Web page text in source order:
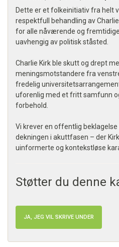
Dette er et folkeinitiativ fra helt
respektfull behandling av
for alle nåværende og
uavhengig av politisk ståsted.
Charlie Kirk ble skutt og drept
meningsmotstandere fra
fredelig
uforenlig med et fritt samfunn
forbehold.
Vi krever en offentlig beklagelse
dekningen i akuttfasen – der
uinformerte og kontekstløse
Støtter du denne
JA, JEG VIL SKRIVE UNDER